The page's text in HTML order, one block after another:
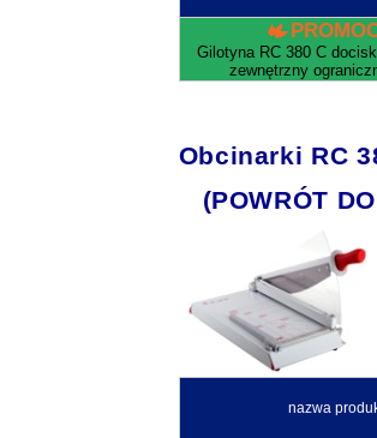
Gilotyna RC 380 C
zewnętrzny
Obcinarki RC
(POWRÓT
nazwa